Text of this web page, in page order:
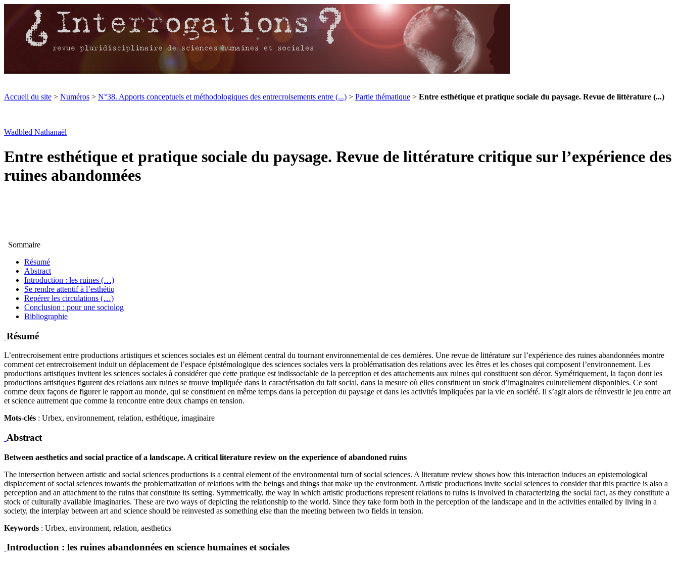
Accueil du site > Numéros > N°38. Apports conceptuels et méthodologiques des entrecroisements entre (...) > Partie thématique > Entre esthétique et pratique sociale du paysage. Revue de littérature (...)
Wadbled Nathanaël
Entre esthétique et pratique sociale du paysage. Revue de littérature critique sur l’expérience des
ruines abandonnées
Sommaire
Résumé
Abstract
Introduction : les ruines (…)
Se rendre attentif à l’esthétiq
Repérer les circulations (…)
Conclusion : pour une sociolog
Bibliographie
Résumé
L’entrecroisement entre productions artistiques et sciences sociales est un élément central du tournant environnemental de ces dernières. Une revue de littérature sur l’expérience des ruines abandonnées montre
comment cet entrecroisement induit un déplacement de l’espace épistémologique des sciences sociales vers la problématisation des relations avec les êtres et les choses qui composent l’environnement. Les
productions artistiques invitent les sciences sociales à considérer que cette pratique est indissociable de la perception et des attachements aux ruines qui constituent son décor. Symétriquement, la façon dont les
productions artistiques figurent des relations aux ruines se trouve impliquée dans la caractérisation du fait social, dans la mesure où elles constituent un stock d’imaginaires culturellement disponibles. Ce sont
comme deux façons de figurer le rapport au monde, qui se constituent en même temps dans la perception du paysage et dans les activités impliquées par la vie en société. Il s’agit alors de réinvestir le jeu entre art
et science autrement que comme la rencontre entre deux champs en tension.
Mots-clés : Urbex, environnement, relation, esthétique, imaginaire
Abstract
Between aesthetics and social practice of a landscape. A critical literature review on the experience of abandoned ruins
The intersection between artistic and social sciences productions is a central element of the environmental turn of social sciences. A literature review shows how this interaction induces an epistemological
displacement of social sciences towards the problematization of relations with the beings and things that make up the environment. Artistic productions invite social sciences to consider that this practice is also a
perception and an attachment to the ruins that constitute its setting. Symmetrically, the way in which artistic productions represent relations to ruins is involved in characterizing the social fact, as they constitute a
stock of culturally available imaginaries. These are two ways of depicting the relationship to the world. Since they take form both in the perception of the landscape and in the activities entailed by living in a
society, the interplay between art and science should be reinvested as something else than the meeting between two fields in tension.
Keywords : Urbex, environment, relation, aesthetics
Introduction : les ruines abandonnées en science humaines et sociales